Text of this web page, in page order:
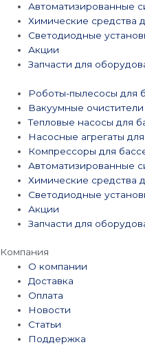
Автоматизированные
Химические средства
Светодиодные
Акции
Запчасти для
Роботы-пылесосы для
Вакуумные
Тепловые насосы для
Насосные агрегаты
Компрессоры для
Автоматизированные
Химические средства
Светодиодные
Акции
Запчасти для
Компания
О компании
Доставка
Оплата
Новости
Статьи
Поддержка